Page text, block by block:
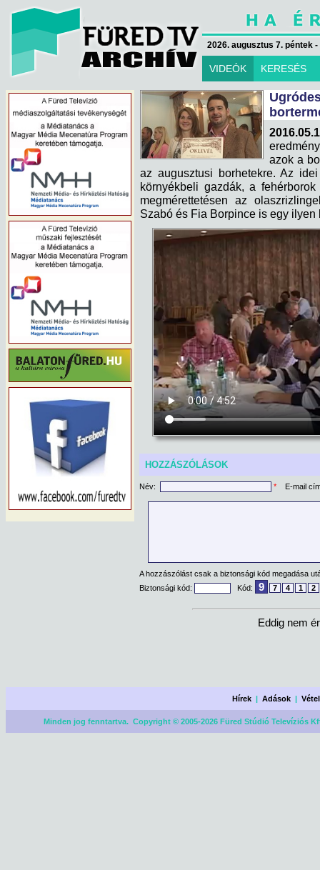
2026. augusztus 7. péntek
VIDEÓK KERESÉS
azok a
az augusztusi borhetekre. Az
környékbeli gazdák, a
megmérettetésen az
Szabó és Fia Borpince is egy ilyen
HOZZÁSZÓLÁSOK
Név: * E-mail
A hozzászólást csak a biztonsági kód megadása
Biztonsági kód:
Kód: 9 7 4 1 2
Eddig nem
Hírek |Adások |
Minden jog fenntartva. Copyright © 2005-2026 Füred Stúdió Televíziós